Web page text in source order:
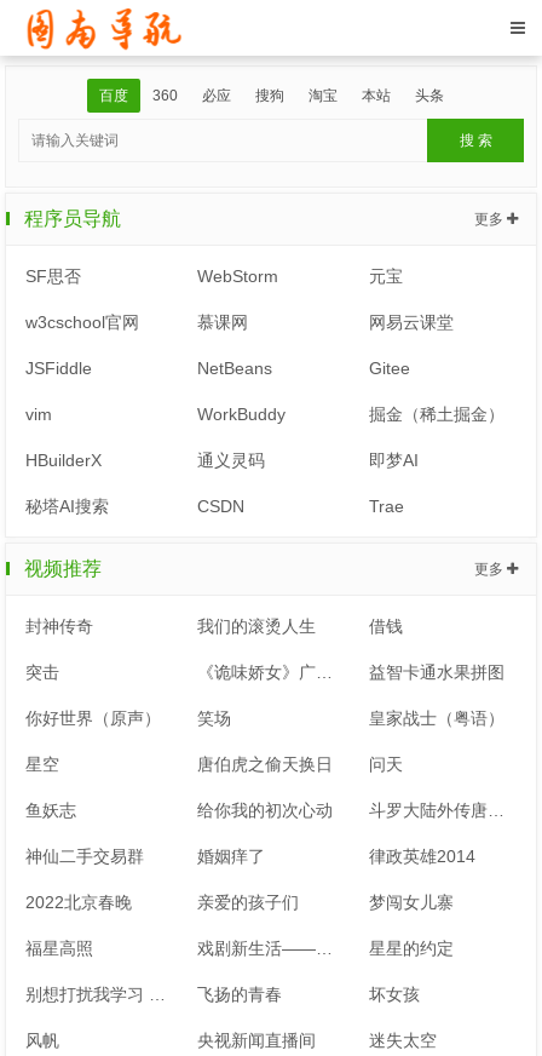
百度 360 必应 搜狗 淘宝 本站 头条
更多
程序员导航
SF思否 WebStorm 元宝
w3cschool官网 慕课网 网易云课堂
JSFiddle NetBeans Gitee
vim WorkBuddy 掘金（稀土掘金）
HBuilderX 通义灵码 即梦AI
秘塔AI搜索 CSDN Trae
更多
视频推荐
封神传奇 我们的滚烫人生 借钱
突击 《诡味娇女》广播剧 益智卡通水果拼图
你好世界（原声） 笑场 皇家战士（粤语）
星空 唐伯虎之偷天换日 问天
鱼妖志 给你我的初次心动 斗罗大陆外传唐门英雄传 动态漫画
神仙二手交易群 婚姻痒了 律政英雄2014
2022北京春晚 亲爱的孩子们 梦闯女儿寨
福星高照 戏剧新生活——公社周报 星星的约定
飞扬的青春 坏女孩
风帆 央视新闻直播间 迷失太空